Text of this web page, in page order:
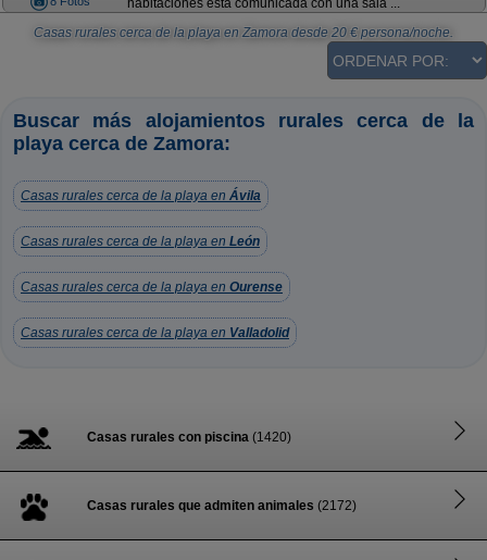
habitaciones está comunicada con una sala ...
Casas rurales cerca de la playa en Zamora desde 20 € persona/noche.
Buscar más alojamientos rurales cerca de la
playa cerca de Zamora:
Casas rurales cerca de la playa en Ávila
Casas rurales cerca de la playa en León
Casas rurales cerca de la playa en Ourense
Casas rurales cerca de la playa en Valladolid
Casas rurales con piscina (1420)
Casas rurales que admiten animales (2172)